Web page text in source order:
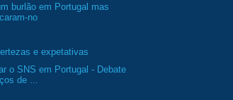
burlão em Portugal mas
no
e expetativas
o SNS em Portugal - Debate
de ...